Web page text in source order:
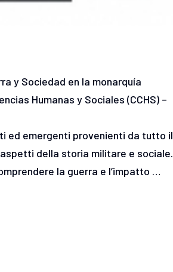
y Sociedad en la monarquía
Humanas y Sociales (CCHS) –
ed emergenti provenienti da tutto il
della storia militare e sociale.
la guerra e l’impatto …